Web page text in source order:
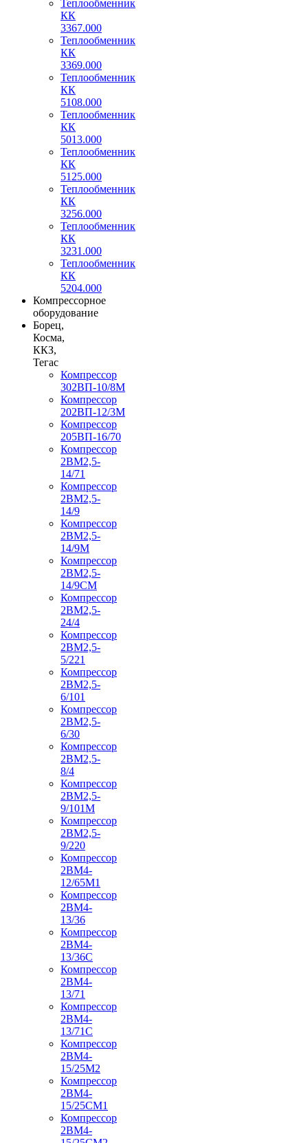
Теплообменник
КК
3367.000
Теплообменник
КК
3369.000
Теплообменник
КК
5108.000
Теплообменник
КК
5013.000
Теплообменник
КК
5125.000
Теплообменник
КК
3256.000
Теплообменник
КК
3231.000
Теплообменник
КК
5204.000
Компрессорное
оборудование
Борец,
Косма,
ККЗ,
Тегас
Компрессор
302ВП-10/8М
Компрессор
202ВП-12/3М
Компрессор
205ВП-16/70
Компрессор
2ВМ2,5-
14/71
Компрессор
2ВМ2,5-
14/9
Компрессор
2ВМ2,5-
14/9М
Компрессор
2ВМ2,5-
14/9СМ
Компрессор
2ВМ2,5-
24/4
Компрессор
2ВМ2,5-
5/221
Компрессор
2ВМ2,5-
6/101
Компрессор
2ВМ2,5-
6/30
Компрессор
2ВМ2,5-
8/4
Компрессор
2ВМ2,5-
9/101М
Компрессор
2ВМ2,5-
9/220
Компрессор
2ВМ4-
12/65М1
Компрессор
2ВМ4-
13/36
Компрессор
2ВМ4-
13/36С
Компрессор
2ВМ4-
13/71
Компрессор
2ВМ4-
13/71С
Компрессор
2ВМ4-
15/25М2
Компрессор
2ВМ4-
15/25СМ1
Компрессор
2ВМ4-